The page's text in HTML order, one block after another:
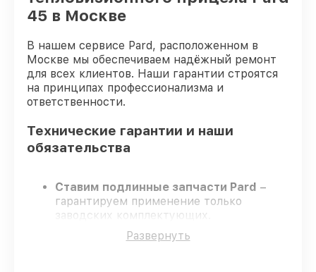
45 в Москве
В нашем сервисе Pard, расположенном в
Москве мы обеспечиваем надёжный ремонт
для всех клиентов. Наши гарантии строятся
на принципах профессионализма и
ответственности.
Технические гарантии и наши
обязательства
Ставим подлинные запчасти Pard –
гарантируем применение только
заводских комплектующих.
Опытные мастера
контроль знаний и навыков, что
Развернуть